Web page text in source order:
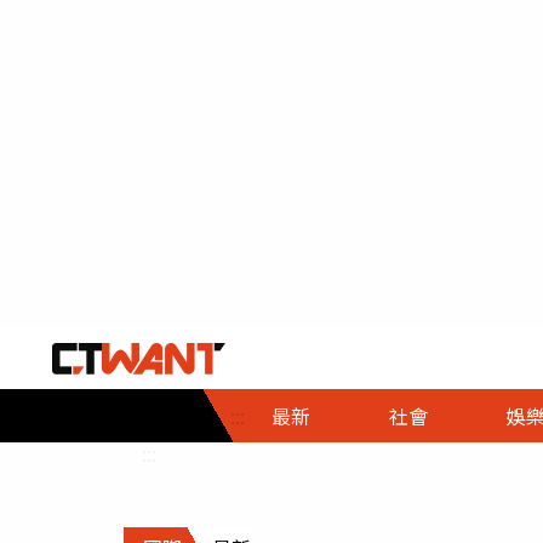
::: 最新 社會
社會首頁
時事
調查
娛樂
娛樂首頁
即時
財經首頁
熱線
政